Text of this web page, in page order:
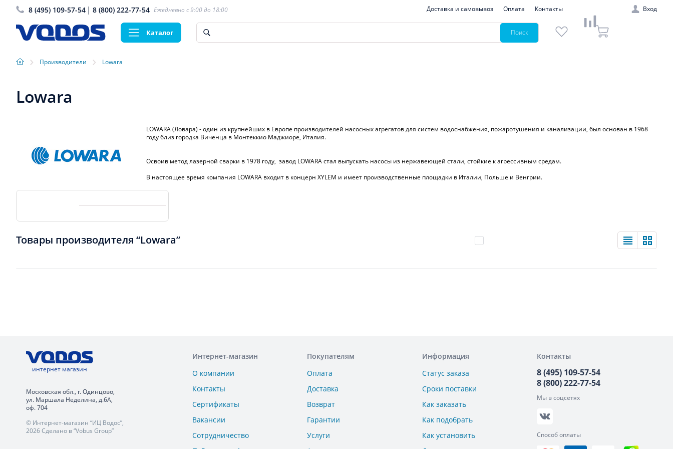
8 (495) 109-57-54 8 (800) 222-77-54 Ежедневно с 9:00 до 18:00 Доставка и самовывоз Оплата Контакты Вход
Каталог Поиск
› Производители › Lowara
Lowara
LOWARA (Ловара) - один из крупнейших в Европе производителей насосных агрегатов для систем водоснабжения, пожаротушения и канализации, был основан в 1968
году близ городка Виченца в Монтеккио Маджиоре, Италия.
Освоив метод лазерной сварки в 1978 году, завод LOWARA стал выпускать насосы из нержавеющей стали, стойкие к агрессивным средам.
В настоящее время компания LOWARA входит в концерн XYLEM и имеет производственные площадки в Италии, Польше и Венгрии.
Товары производителя “Lowara”
интернет магазин
Московская обл., г. Одинцово,
ул. Маршала Неделина, д.6А,
оф. 704
© Интернет-магазин “ИЦ Водос”,
2026 Сделано в “Vobus Group”
Интернет-магазин
О компании
Контакты
Сертификаты
Вакансии
Сотрудничество
Покупателям
Оплата
Доставка
Возврат
Гарантии
Услуги
Информация
Статус заказа
Сроки поставки
Как заказать
Как подобрать
Как установить
Контакты
8 (495) 109-57-54
8 (800) 222-77-54
Мы в соцсетях
Способ оплаты